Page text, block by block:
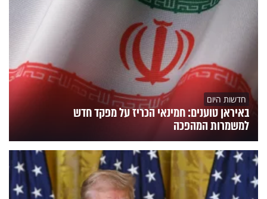
חדשות היום
באיראן טוענים: חמינאי הכריז על מפקד חדש
למשמרות המהפכה